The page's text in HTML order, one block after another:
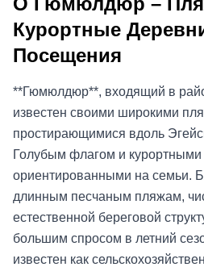
Курортные
Посещения
**Гюмюлдюр**, входящий в
известен своими широкими
простирающимися вдоль
Голубым флагом и
ориентированными на семьи.
длинным песчаным пляжам,
естественной береговой
большим спросом в летний
известен как